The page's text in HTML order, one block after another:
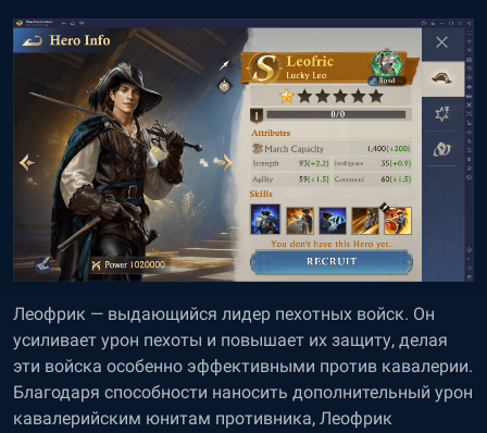
Леофрик — выдающийся лидер пехотных войск. Он
усиливает урон пехоты и повышает их защиту, делая
эти войска особенно эффективными против кавалерии.
Благодаря способности наносить дополнительный урон
кавалерийским юнитам противника, Леофрик